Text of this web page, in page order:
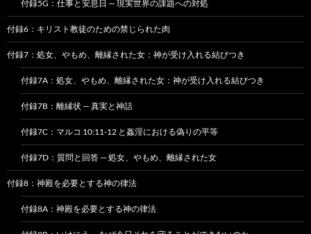
付録5G：仕事と安息日 — 現実世界の課題への対処
付録6：キリスト教徒のための禁じられた肉
付録7：処女、やもめ、離縁された女：神が受け入れる結びつき
付録7A：処女、やもめ、離縁された女：神が受け入れる結びつき
付録7B：離縁状 — 真実と神話
付録7C：マルコ 10:11-12 と姦淫における偽りの平等
付録7D：質問と回答 — 処女、やもめ、離縁された女
付録8：神殿を必要とする神の律法
付録8A：神殿を必要とする神の律法